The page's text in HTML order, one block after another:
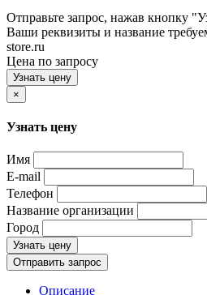
Отправьте запрос, нажав кнопку
Ваши реквизиты и название
store.ru
Цена по запросу
Узнать цену
×
Узнать цену
Имя
E-mail
Телефон
Название организации
Город
Узнать цену
Отправить запрос
Описание